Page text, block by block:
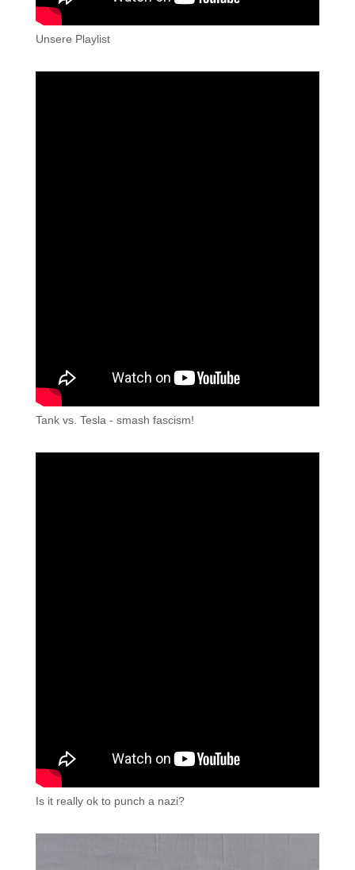
Unsere Playlist
Tank vs. Tesla - smash fascism!
Is it really ok to punch a nazi?